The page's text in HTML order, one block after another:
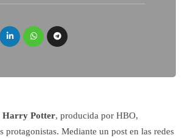
Harry Potter, producida por HBO,
protagonistas. Mediante un post en las redes